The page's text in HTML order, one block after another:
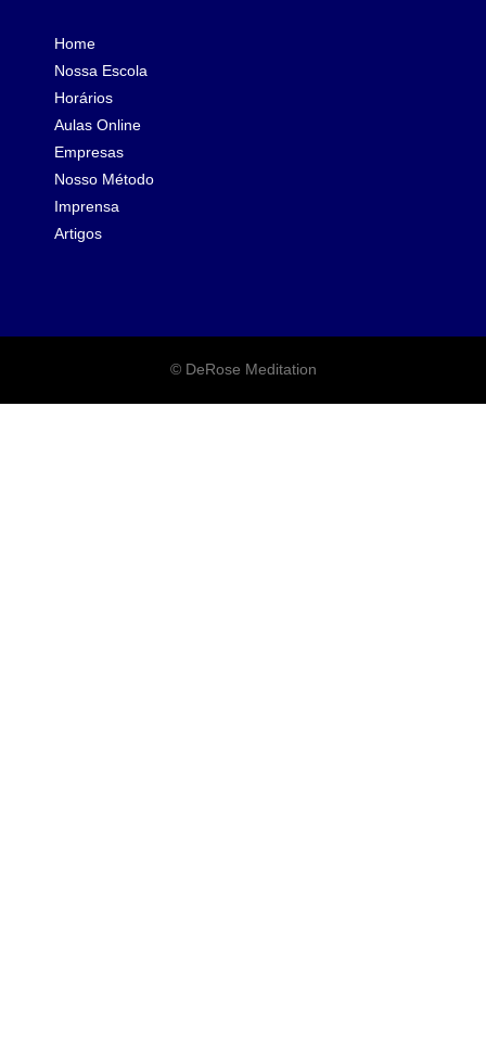
Home
Nossa Escola
Horários
Aulas Online
Empresas
Nosso Método
Imprensa
Artigos
© DeRose Meditation